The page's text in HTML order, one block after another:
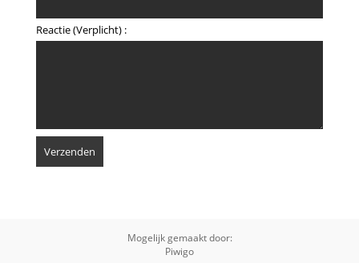
Reactie (Verplicht) :
Mogelijk gemaakt door:
Piwigo